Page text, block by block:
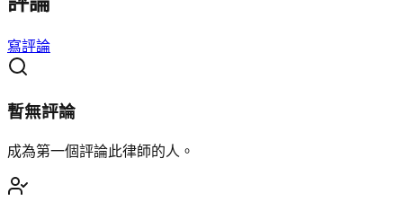
寫評論
暫無評論
成為第一個評論此律師的人。